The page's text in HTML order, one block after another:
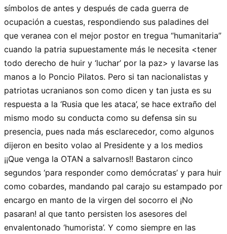
símbolos de antes y después de cada guerra de
ocupación a cuestas, respondiendo sus paladines del
que veranea con el mejor postor en tregua “humanitaria”
cuando la patria supuestamente más le necesita <tener
todo derecho de huir y ‘luchar’ por la paz> y lavarse las
manos a lo Poncio Pilatos. Pero si tan nacionalistas y
patriotas ucranianos son como dicen y tan justa es su
respuesta a la ‘Rusia que les ataca’, se hace extraño del
mismo modo su conducta como su defensa sin su
presencia, pues nada más esclarecedor, como algunos
dijeron en besito volao al Presidente y a los medios
¡¡Que venga la OTAN a salvarnos!! Bastaron cinco
segundos ‘para responder como demócratas’ y para huir
como cobardes, mandando pal carajo su estampado por
encargo en manto de la virgen del socorro el ¡No
pasaran! al que tanto persisten los asesores del
envalentonado ‘humorista’. Y como siempre en las